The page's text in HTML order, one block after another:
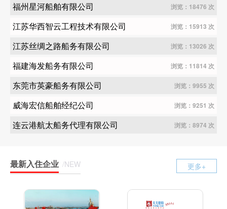
福州星河船舶有限公司 浏览：18476 次
江苏华西智云工程技术有限公司 浏览：15913 次
江苏丝绸之路船务有限公司 浏览：13026 次
福建海发船务有限公司 浏览：11814 次
东莞市英豪船务有限公司 浏览：9955 次
威海宏信船舶经纪公司 浏览：9251 次
连云港航太船务代理有限公司 浏览：8974 次
最新入住企业 /NEW 更多+